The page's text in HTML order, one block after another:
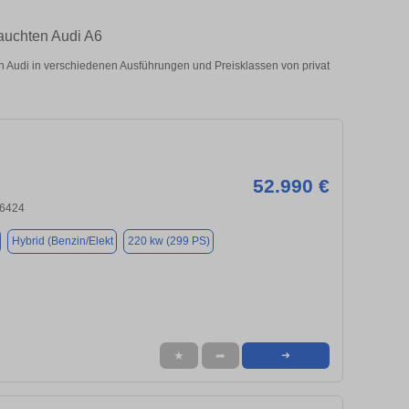
Audi A6
in verschiedenen Ausführungen und Preisklassen von privat
52.990 €
Hybrid (Benzin/Elekt 220 kw (299 PS)
★ ➦ ➜